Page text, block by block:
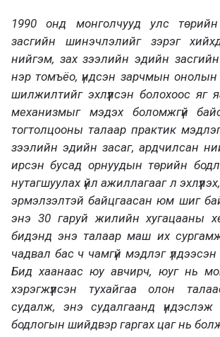
1990 онд монголчууд улс
засгийн шинэчлэлийг зэрэг
нийгэм, зах зээлийн эдийн
нэр томъёо, үндсэн зарчмын онолын
шилжилтийг эхлүүлсэн болохоос яг
механизмыг мэдэх боломжгүй
тогтолцооны талаар практик
зээлийн эдийн засаг, ардчилсан
ирсэн бусад орнуудын төрийн
нутагшуулах үйл ажиллагааг л
эрмэлзэлтэй байцгаасан юм шиг
энэ 30 гаруй жилийн хугацааны
бидэнд энэ талаар маш их
чадвал бас ч чамгүй мэдлэг
Бид хаанаас юу авчирч, юуг нь
хэрэгжүүлсэн тухайгаа олон
судалж, энэ судалгаанд үндэслэж
бодлогын шийдвэр гаргах цаг нь